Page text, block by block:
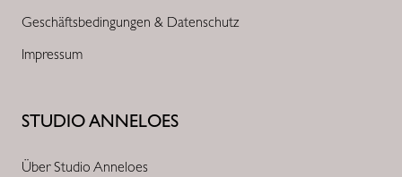
STUDIO ANNELOES
Über Studio Anneloes
Geschäftsbedingungen & Datenschutz
Impressum